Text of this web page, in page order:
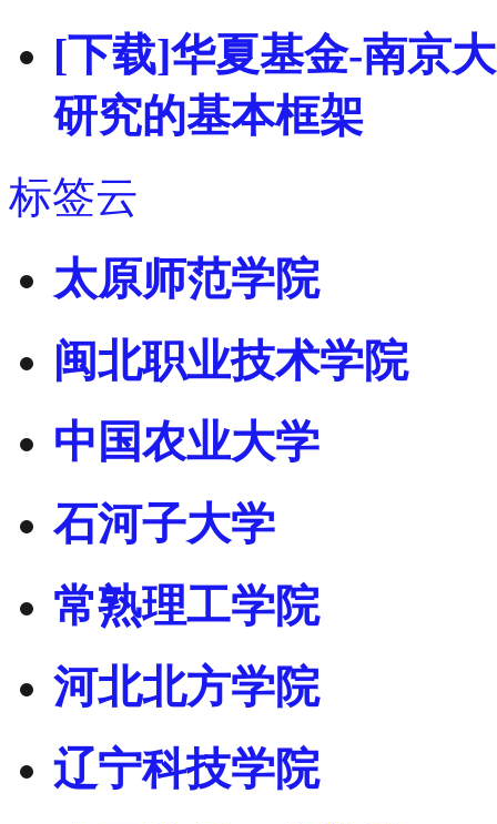
[下载]华夏基金-南京
研究的基本框架
标签云
太原师范学院
闽北职业技术学院
中国农业大学
石河子大学
常熟理工学院
河北北方学院
辽宁科技学院